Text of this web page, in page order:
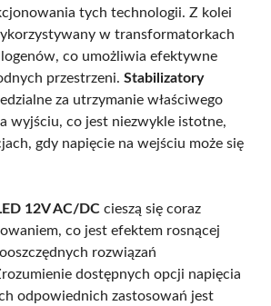
tych technologii. Z kolei
w transformatorkach
co umożliwia efektywne
przestrzeni. Stabilizatory
za utrzymanie właściwego
wyjściu, co jest niezwykle istotne,
gdy napięcie na wejściu może się
12V AC/DC cieszą się coraz
co jest efektem rosnącej
rozwiązań
dostępnych opcji napięcia
odpowiednich zastosowań jest